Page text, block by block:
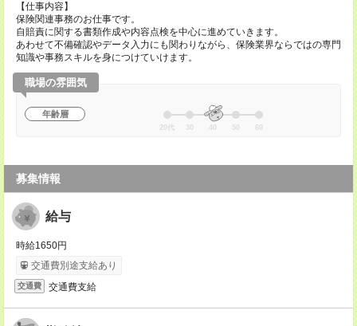
【仕事内容】
保険関連事務のお仕事です。
自賠責に関する書類作成や内容点検を中心に進めていきます。
あわせて不備確認やデータ入力にも関わりながら、保険業界ならではの専門
知識や事務スキルを身につけていけます。
職場の雰囲気
年齢層
20代 30 40 50 60
募集情報
給与
時給1650円
交通費別途支給あり
交通費 交通費支給